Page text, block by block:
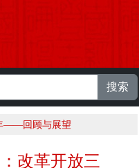
人 |English
搜索
——回顾与展望
改革开放三